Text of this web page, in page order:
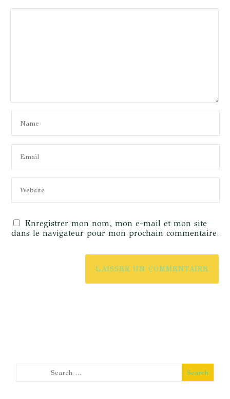
Enregistrer mon nom, mon e-mail et mon site
dans le navigateur pour mon prochain commentaire.